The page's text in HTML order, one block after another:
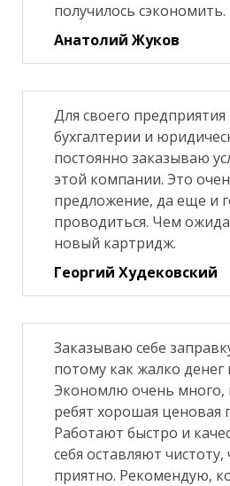
получилось сэкономить.
Анатолий Жуков
Для своего предприятия
бухгалтерии и
постоянно заказываю
этой компании. Это
предложение, да еще и
проводиться. Чем
новый картридж.
Георгий Худековский
Заказываю себе
потому как жалко
Экономлю очень много,
ребят хорошая ценовая
Работают быстро и
себя оставляют
приятно. Рекомендую,